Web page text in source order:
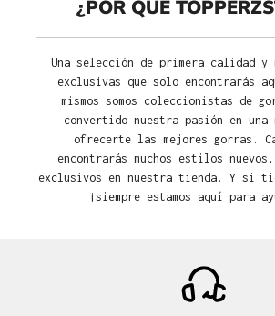
¿POR QUÉ
Una selección de primera calidad y
exclusivas que solo encontrarás
mismos somos coleccionistas de
convertido nuestra pasión en una
ofrecerte las mejores gorras.
encontrarás muchos estilos
exclusivos en nuestra tienda. Y si
¡siempre estamos aquí para